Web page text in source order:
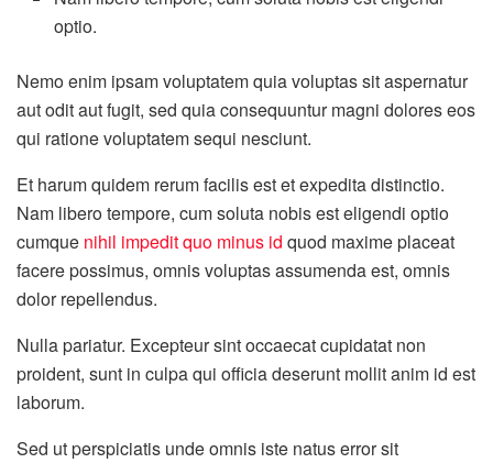
optio.
Nemo enim ipsam voluptatem quia voluptas sit aspernatur
aut odit aut fugit, sed quia consequuntur magni dolores eos
qui ratione voluptatem sequi nesciunt.
Et harum quidem rerum facilis est et expedita distinctio.
Nam libero tempore, cum soluta nobis est eligendi optio
cumque nihil impedit quo minus id quod maxime placeat
facere possimus, omnis voluptas assumenda est, omnis
dolor repellendus.
Nulla pariatur. Excepteur sint occaecat cupidatat non
proident, sunt in culpa qui officia deserunt mollit anim id est
laborum.
Sed ut perspiciatis unde omnis iste natus error sit